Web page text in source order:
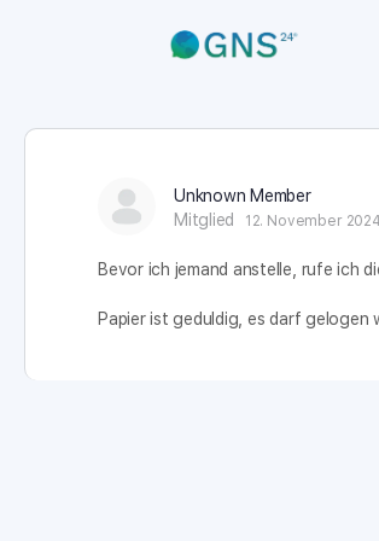
Unknown Member
Mitglied
12. November
Bevor ich jemand anstelle, rufe ich
Papier ist geduldig, es darf gelogen